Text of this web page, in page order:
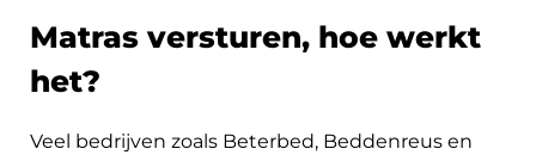
Nederlands
Matras versturen, hoe werkt
het?
Veel bedrijven zoals Beterbed, Beddenreus en